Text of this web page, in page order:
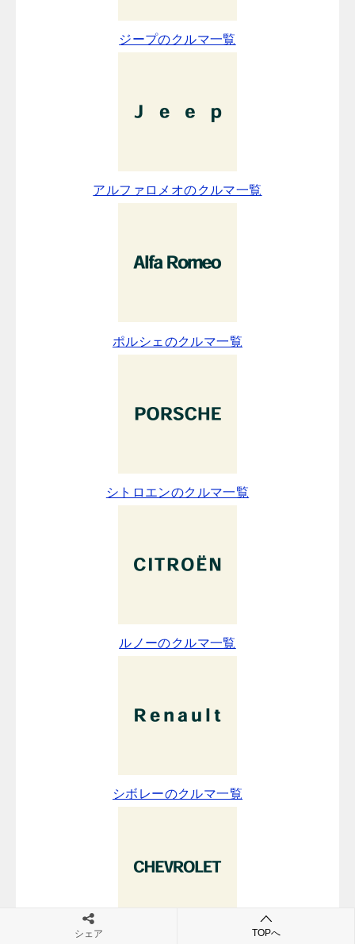
ジープのクルマ一覧
アルファロメオのクルマ一覧
ポルシェのクルマ一覧
シトロエンのクルマ一覧
ルノーのクルマ一覧
シボレーのクルマ一覧
シェア TOPへ